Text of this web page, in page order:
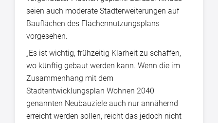
seien auch moderate Stadterweiterungen auf
Bauflächen des Flächennutzungsplans
vorgesehen.
„Es ist wichtig, frühzeitig Klarheit zu schaffen,
wo künftig gebaut werden kann. Wenn die im
Zusammenhang mit dem
Stadtentwicklungsplan Wohnen 2040
genannten Neubauziele auch nur annähernd
erreicht werden sollen, reicht das jedoch nicht